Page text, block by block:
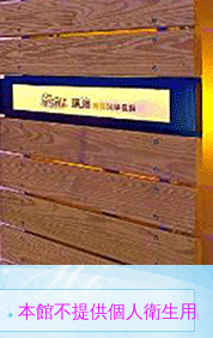
本館不提供個人衛生用品